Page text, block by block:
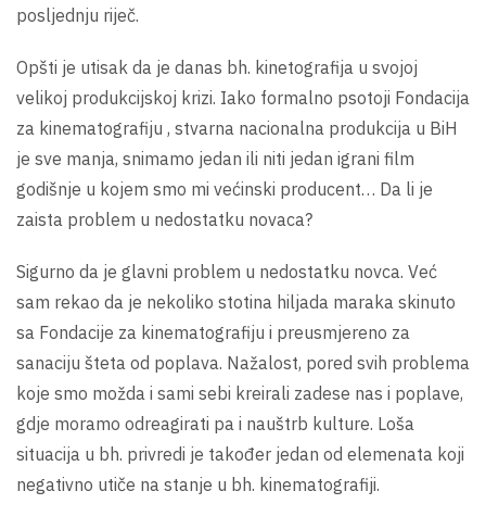
posljednju riječ.
Opšti je utisak da je danas bh. kinetografija u svojoj
velikoj produkcijskoj krizi. Iako formalno psotoji Fondacija
za kinematografiju , stvarna nacionalna produkcija u BiH
je sve manja, snimamo jedan ili niti jedan igrani film
godišnje u kojem smo mi većinski producent… Da li je
zaista problem u nedostatku novaca?
Sigurno da je glavni problem u nedostatku novca. Već
sam rekao da je nekoliko stotina hiljada maraka skinuto
sa Fondacije za kinematografiju i preusmjereno za
sanaciju šteta od poplava. Nažalost, pored svih problema
koje smo možda i sami sebi kreirali zadese nas i poplave,
gdje moramo odreagirati pa i nauštrb kulture. Loša
situacija u bh. privredi je također jedan od elemenata koji
negativno utiče na stanje u bh. kinematografiji.